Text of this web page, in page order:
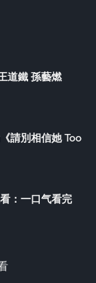
道鐵 孫藝燃
請別相信她 Too
：一口气看完